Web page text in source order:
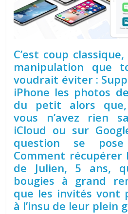
C’est coup
manipulation que
voudrait éviter :
iPhone les photos
du petit alors que,
vous n’avez rien
iCloud ou sur
question se
Comment récupérer
de Julien, 5 ans,
bougies à grand
que les invités vont
à l’insu de leur plein